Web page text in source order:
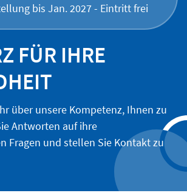
FÜR IHRE
über unsere Kompetenz, Ihnen zu
Antworten auf ihre
Fragen und stellen Sie Kontakt zu
bis Jan. 2027 - Eintritt frei